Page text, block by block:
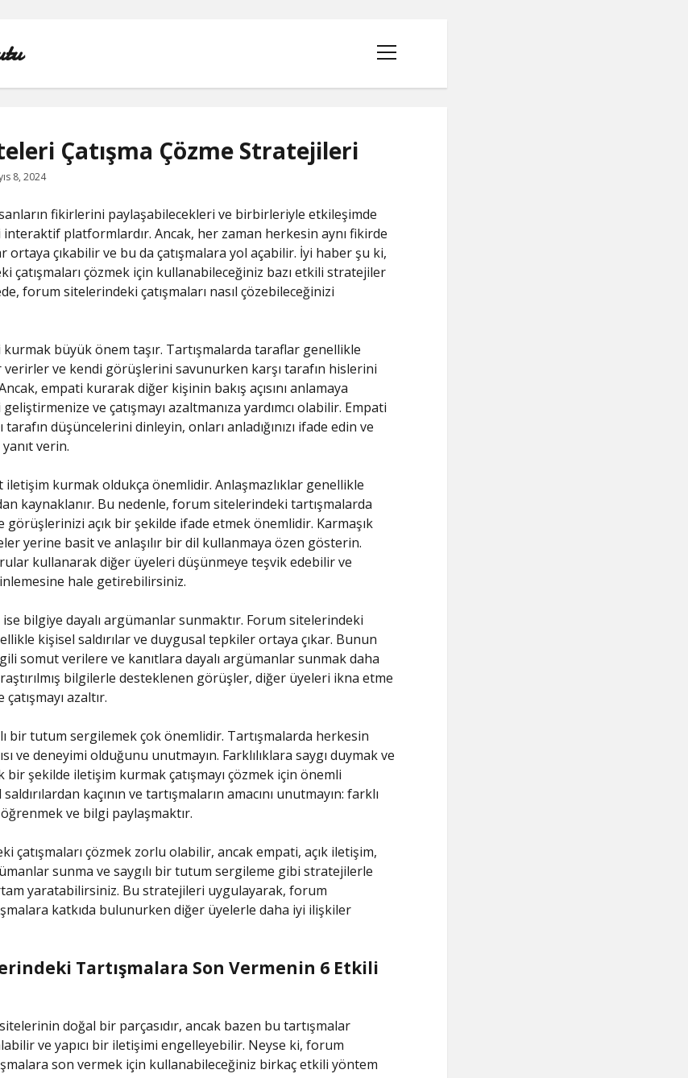
menüyü
aç
FACEBOOK BEĞENI KASMA ŞIFRESIZ
LISTE
SAYFA LISTESI
TIKTOK YORUM ATMA
Çatışma Çözme Stratejileri
8, 2024
fikirlerini paylaşabilecekleri ve birbirleriyle etkileşimde
platformlardır. Ancak, her zaman herkesin aynı fikirde
ortaya çıkabilir ve bu da çatışmalara yol açabilir. İyi haber şu ki,
çatışmaları çözmek için kullanabileceğiniz bazı etkili stratejiler
forum sitelerindeki çatışmaları nasıl çözebileceğinizi
büyük önem taşır. Tartışmalarda taraflar genellikle
ve kendi görüşlerini savunurken karşı tarafın hislerini
empati kurarak diğer kişinin bakış açısını anlamaya
ve çatışmayı azaltmanıza yardımcı olabilir. Empati
düşüncelerini dinleyin, onları anladığınızı ifade edin ve
verin.
iletişim kurmak oldukça önemlidir. Anlaşmazlıklar genellikle
kaynaklanır. Bu nedenle, forum sitelerindeki tartışmalarda
görüşlerinizi açık bir şekilde ifade etmek önemlidir. Karmaşık
yerine basit ve anlaşılır bir dil kullanmaya özen gösterin.
kullanarak diğer üyeleri düşünmeye teşvik edebilir ve
hale getirebilirsiniz.
bilgiye dayalı argümanlar sunmaktır. Forum sitelerindeki
kişisel saldırılar ve duygusal tepkiler ortaya çıkar. Bunun
somut verilere ve kanıtlara dayalı argümanlar sunmak daha
bilgilerle desteklenen görüşler, diğer üyeleri ikna etme
çatışmayı azaltır.
bir tutum sergilemek çok önemlidir. Tartışmalarda herkesin
ve deneyimi olduğunu unutmayın. Farklılıklara saygı duymak ve
bir şekilde iletişim kurmak çatışmayı çözmek için önemli
kaçının ve tartışmaların amacını unutmayın: farklı
ve bilgi paylaşmaktır.
çatışmaları çözmek zorlu olabilir, ancak empati, açık iletişim,
sunma ve saygılı bir tutum sergileme gibi stratejilerle
yaratabilirsiniz. Bu stratejileri uygulayarak, forum
katkıda bulunurken diğer üyelerle daha iyi ilişkiler
Tartışmalara Son Vermenin 6 Etkili
doğal bir parçasıdır, ancak bazen bu tartışmalar
ve yapıcı bir iletişimi engelleyebilir. Neyse ki, forum
son vermek için kullanabileceğiniz birkaç etkili yöntem